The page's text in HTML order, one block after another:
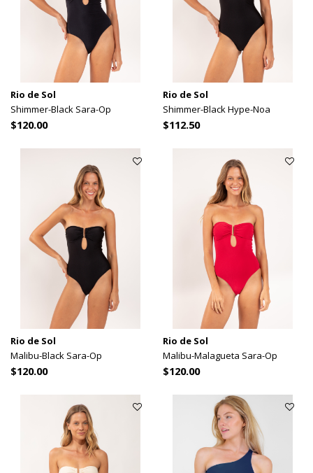
Rio de Sol
Shimmer-Black Sara-Op
$120.00
Rio de Sol
Shimmer-Black Hype-Noa
$112.50
Rio de Sol
Malibu-Black Sara-Op
$120.00
Rio de Sol
Malibu-Malagueta Sara-Op
$120.00